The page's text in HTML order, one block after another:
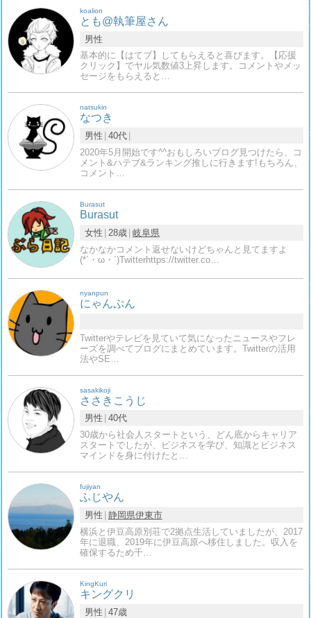
koalion
とも@執筆屋さん
男性
基本的に【はてブ】してもらえると喜びます。【応援
クリック】でヤル気数値3上昇します。コメントやメッ
セージをもらえると…
natsukin
なつき
男性 40代
2020年5月開始です^^おもしろいブログ見つけたら、コ
メント&ハテブ&ランキング推しに行きます!もちろん、
コメント…
Burasut
Burasut
女性 28歳 岐阜県
なかなかコメント返せないけどちゃんと見てますよ
(*`・ω・´)Twitterhttps://twitter.co…
nyanpun
にゃんぷん
Twitterやテレビを見ていて気になったニュースやフレ
ーズを調べてブログにまとめています。Twitterの活用
法やSE…
sasakikoji
ささきこうじ
男性 40代
30歳から社会人スタートという、どん底からキャリア
スタートでしたが、ビジネスを学び、知識とビジネス
マインドを身に付けたと…
fujiyan
ふじやん
男性 静岡県伊東市
横浜と伊豆高原別荘で2拠点生活していましたが、2017
年に退職、2019年に伊豆高原へ移住しました。収入を
確保するため千…
KingKuri
キングクリ
男性 47歳